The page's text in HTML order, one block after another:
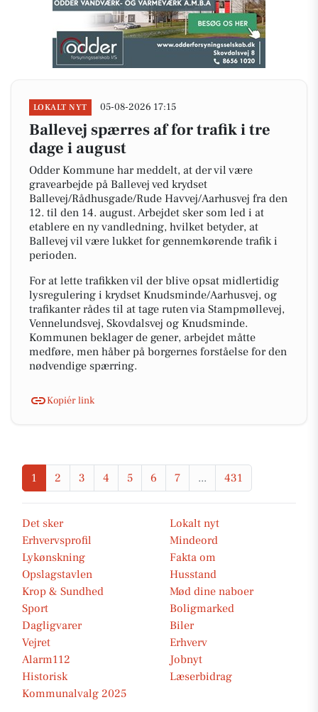
LOKALT NYT 05-08-2026 17:15
Ballevej spærres af for trafik i tre
dage i august
Odder Kommune har meddelt, at der vil være
gravearbejde på Ballevej ved krydset
Ballevej/Rådhusgade/Rude Havvej/Aarhusvej fra den
12. til den 14. august. Arbejdet sker som led i at
etablere en ny vandledning, hvilket betyder, at
Ballevej vil være lukket for gennemkørende trafik i
perioden.
For at lette trafikken vil der blive opsat midlertidig
lysregulering i krydset Knudsminde/Aarhusvej, og
trafikanter rådes til at tage ruten via Stampmøllevej,
Vennelundsvej, Skovdalsvej og Knudsminde.
Kommunen beklager de gener, arbejdet måtte
medføre, men håber på borgernes forståelse for den
nødvendige spærring.
Kopiér link
1 2 3 4 5 6 7 ... 431
Det sker
Lokalt nyt
Erhvervsprofil
Mindeord
Lykønskning
Fakta om
Opslagstavlen
Husstand
Krop & Sundhed
Mød dine naboer
Sport
Boligmarked
Dagligvarer
Biler
Vejret
Erhverv
Alarm112
Jobnyt
Historisk
Læserbidrag
Kommunalvalg 2025